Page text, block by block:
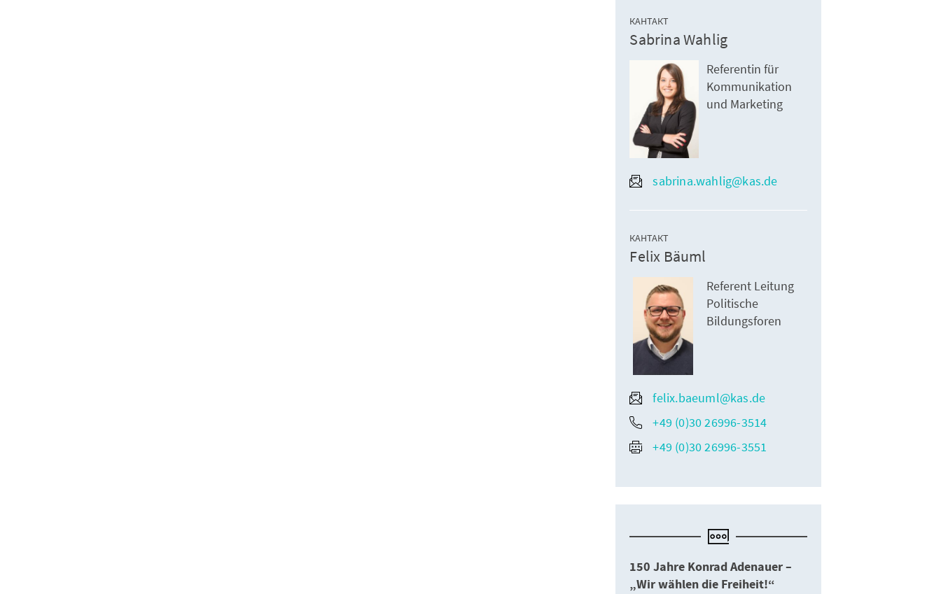
КАНТАКТ
Sabrina Wahlig
Referentin für
Kommunikation
und Marketing
sabrina.wahlig@kas.de
КАНТАКТ
Felix Bäuml
Referent Leitung
Politische
Bildungsforen
felix.baeuml@kas.de
+49 (0)30 26996-3514
+49 (0)30 26996-3551
150 Jahre Konrad Adenauer –
„Wir wählen die Freiheit!“